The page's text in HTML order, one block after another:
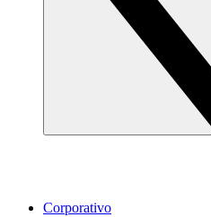
Corporativo